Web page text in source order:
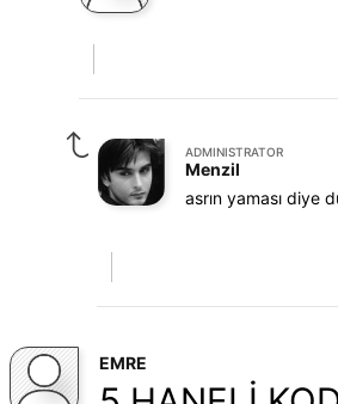
ADMINISTRATOR
Menzil
asrın yaması diye
EMRE